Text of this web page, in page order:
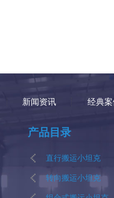
新闻资讯 经典案
产品目录
直行搬运小坦克
转向搬运小坦克